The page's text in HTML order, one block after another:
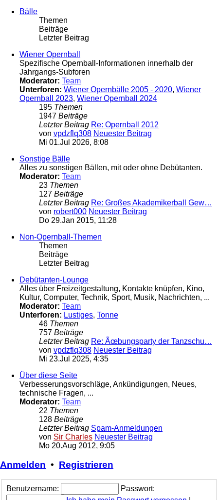
Bälle
Themen
Beiträge
Letzter Beitrag
Wiener Opernball
Spezifische Opernball-Informationen innerhalb der
Jahrgangs-Subforen
Moderator: Team
Unterforen: Wiener Opernbälle 2005 - 2020, Wiener
Opernball 2023, Wiener Opernball 2024
195 Themen
1947 Beiträge
Letzter Beitrag Re: Opernball 2012
von vpdzflq308 Neuester Beitrag
Mi 01.Jul 2026, 8:08
Sonstige Bälle
Alles zu sonstigen Bällen, mit oder ohne Debütanten.
Moderator: Team
23 Themen
127 Beiträge
Letzter Beitrag Re: Großes Akademikerball Gew…
von robert000 Neuester Beitrag
Do 29.Jan 2015, 11:28
Non-Opernball-Themen
Themen
Beiträge
Letzter Beitrag
Debütanten-Lounge
Alles über Freizeitgestaltung, Kontakte knüpfen, Kino,
Kultur, Computer, Technik, Sport, Musik, Nachrichten, ...
Moderator: Team
Unterforen: Lustiges, Tonne
46 Themen
757 Beiträge
Letzter Beitrag Re: Ãœbungsparty der Tanzschu…
von vpdzflq308 Neuester Beitrag
Mi 23.Jul 2025, 4:35
Über diese Seite
Verbesserungsvorschläge, Ankündigungen, Neues,
technische Fragen, ...
Moderator: Team
22 Themen
128 Beiträge
Letzter Beitrag Spam-Anmeldungen
von Sir Charles Neuester Beitrag
Mo 20.Aug 2012, 9:05
Anmelden • Registrieren
Benutzername:
Passwort: